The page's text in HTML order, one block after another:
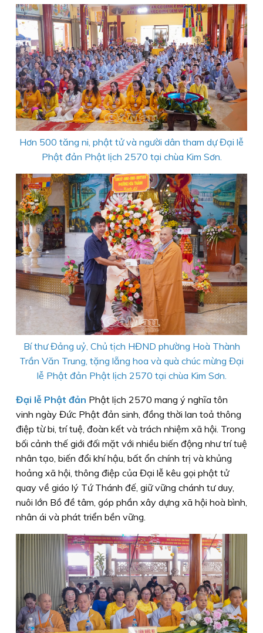
Hơn 500 tăng ni, phật tử và người dân tham dự Đại lễ
Phật đản Phật lịch 2570 tại chùa Kim Sơn.
Bí thư Đảng uỷ, Chủ tịch HĐND phường Hoà Thành
Trần Văn Trung, tặng lẵng hoa và quà chúc mừng Đại
lễ Phật đản Phật lịch 2570 tại chùa Kim Sơn.
Đại lễ Phật đản Phật lịch 2570 mang ý nghĩa tôn
vinh ngày Đức Phật đản sinh, đồng thời lan toả thông
điệp từ bi, trí tuệ, đoàn kết và trách nhiệm xã hội. Trong
bối cảnh thế giới đối mặt với nhiều biến động như trí tuệ
nhân tạo, biến đổi khí hậu, bất ổn chính trị và khủng
hoảng xã hội, thông điệp của Đại lễ kêu gọi phật tử
quay về giáo lý Tứ Thánh đế, giữ vững chánh tư duy,
nuôi lớn Bồ đề tâm, góp phần xây dựng xã hội hoà bình,
nhân ái và phát triển bền vững.